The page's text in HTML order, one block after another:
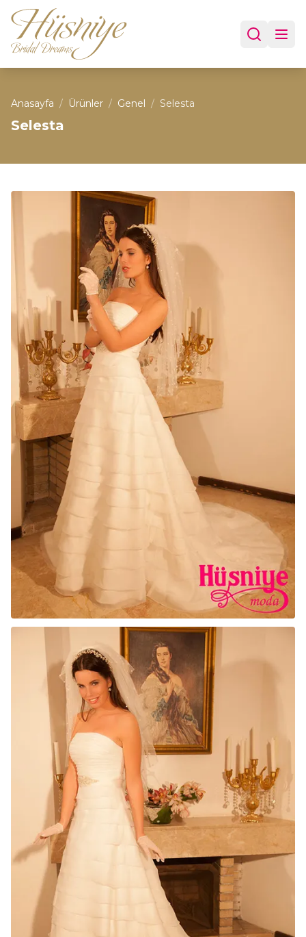
Anasayfa / Ürünler / Genel / Selesta
Selesta